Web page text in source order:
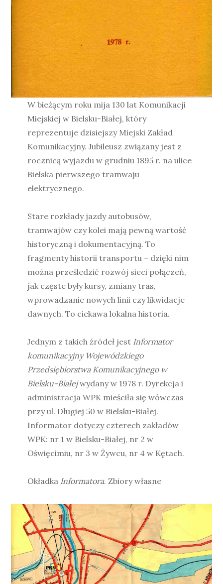
W bieżącym roku mija 130 lat Komunikacji
Miejskiej w Bielsku-Białej, który
reprezentuje dzisiejszy Miejski Zakład
Komunikacyjny. Jubileusz związany jest z
rocznicą wyjazdu w grudniu 1895 r. na ulice
Bielska pierwszego tramwaju
elektrycznego.
Stare rozkłady jazdy autobusów,
tramwajów czy kolei mają pewną wartość
historyczną i dokumentacyjną. To
fragmenty historii transportu – dzięki nim
można prześledzić rozwój sieci połączeń,
jak częste były kursy, zmiany tras,
wprowadzanie nowych linii czy likwidacje
dawnych. To ciekawa lokalna historia.
Jednym z takich źródeł jest Informator
komunikacyjny Wojewódzkiego
Przedsiębiorstwa Komunikacyjnego w
Bielsku-Białejwydany w 1978 r. Dyrekcja i
administracja WPK mieściła się wówczas
przy ul. Długiej 50 w Bielsku-Białej.
Informator dotyczy czterech zakładów
WPK: nr 1 w Bielsku-Białej, nr 2 w
Oświęcimiu, nr 3 w Żywcu, nr 4 w Kętach.
Okładka Informatora. Zbiory własne